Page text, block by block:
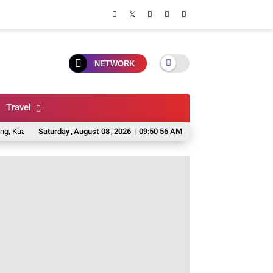
NETWORK
Travel
Saturday,August 08,2026 | 09:50 57 AM
Dan Rasa Otentik 6 Toko Karpet Di Malang Yang Murah, Lengkap,